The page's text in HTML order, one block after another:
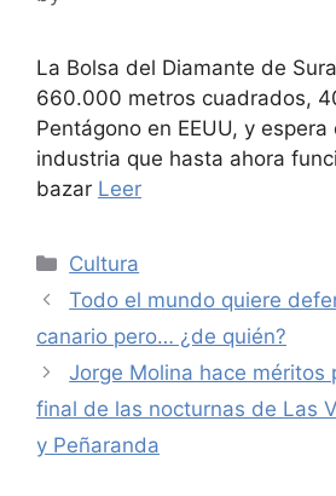
La Bolsa del Diamante de
660.000 metros cuadrados,
Pentágono en EEUU, y
industria que hasta ahora
bazar Leer
Categories
Cultura
Todo el mundo quiere
canario pero… ¿de quién?
Jorge Molina hace méritos
final de las nocturnas de Las
y Peñaranda